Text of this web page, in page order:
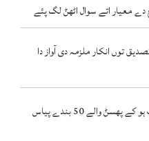
دے معیار اتے سوال اٹھݨ لگ پئے
توں انکار ملزمہ دی آواز دا
نائیجر دے صحرائے صحارا وچ گڈی خراب ہو کے پھسݨ والے 50 بندے پیاس